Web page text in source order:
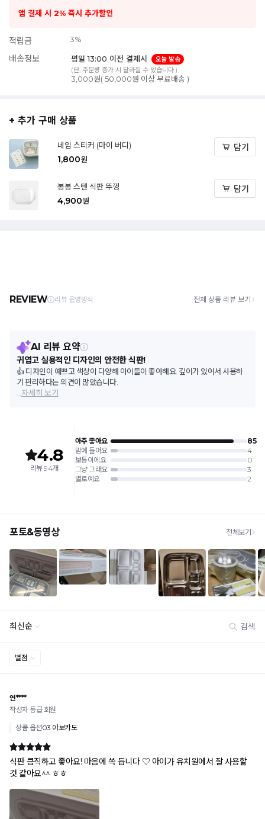
앱 결제 시 2% 즉시 추가할인
적립금 3%
배송정보 평일 13:00 이전 결제시
오늘 발송
(단, 주문량 증가 시 달라질 수 있습니다.)
3,000원( 50,000원 이상 무료배송 )
+ 추가 구매 상품
네임 스티커 (마이 버디)
1,800원
담기
봉봉 스텐 식판 뚜껑
4,900원
담기